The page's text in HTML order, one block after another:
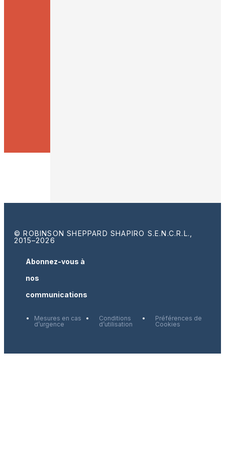
© ROBINSON SHEPPARD SHAPIRO S.E.N.C.R.L.,
2015–2026
Abonnez-vous à
nos
communications
Mesures en cas
d’urgence
Conditions
d’utilisation
Préférences de
Cookies